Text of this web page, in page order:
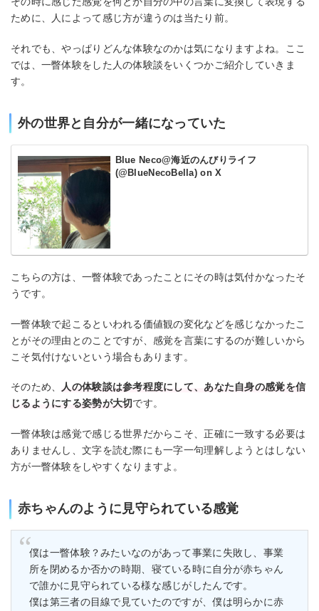
ために、人によって感じ方が違うのは当たり前。
それでも、やっぱりどんな体験なのかは気になりますよね。ここ
では、一瞥体験をした人の体験談をいくつかご紹介していきま
す。
外の世界と自分が一緒になっていた
Blue Neco@海近のんびりライフ
(@BlueNecoBella) on X
こちらの方は、一瞥体験であったことにその時は気付かなったそ
うです。
一瞥体験で起こるといわれる価値観の変化などを感じなかったこ
とがその理由とのことですが、感覚を言葉にするのが難しいから
こそ気付けないという場合もあります。
そのため、 人の体験談は参考程度にして、あなた自身の感覚を信
じるようにする姿勢が大切です。
一瞥体験は感覚で感じる世界だからこそ、正確に一致する必要は
ありませんし、文字を読む際にも一字一句理解しようとはしない
方が一瞥体験をしやすくなりますよ。
赤ちゃんのように見守られている感覚
僕は一瞥体験？みたいなのがあって事業に失敗し、事業
所を閉めるか否かの時期、寝ている時に自分が赤ちゃん
で誰かに見守られている様な感じがしたんです。
僕は第三者の目線で見ていたのですが、僕は明らかに赤